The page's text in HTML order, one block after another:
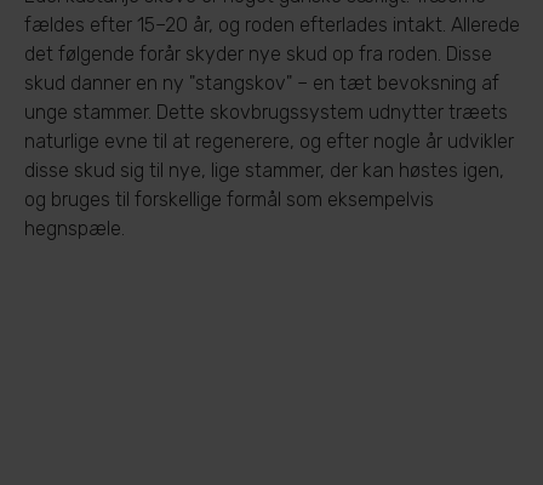
fældes efter 15–20 år, og roden efterlades intakt. Allerede
det følgende forår skyder nye skud op fra roden. Disse
skud danner en ny "stangskov" – en tæt bevoksning af
unge stammer. Dette skovbrugssystem udnytter træets
naturlige evne til at regenerere, og efter nogle år udvikler
disse skud sig til nye, lige stammer, der kan høstes igen,
og bruges til forskellige formål som eksempelvis
hegnspæle.